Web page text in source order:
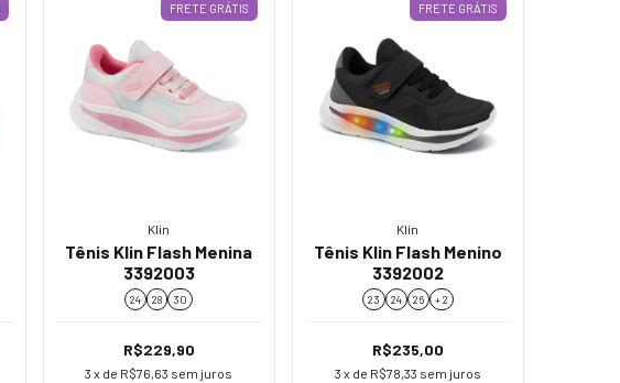
FRETE GRÁTIS
Klin
Tênis Klin Flash Menina
3392003
24 28 30
R$229,90
3 x de R$76,63 sem juros
FRETE GRÁTIS
Klin
Tênis Klin Flash Menino
3392002
23 24 26 + 2
R$235,00
3 x de R$78,33 sem juros